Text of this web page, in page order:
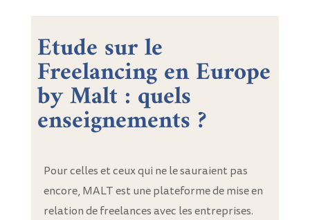
Etude sur le
Freelancing en Europe
by Malt : quels
enseignements ?
Pour celles et ceux qui ne le sauraient pas
encore, MALT est une plateforme de mise en
relation de freelances avec les entreprises.